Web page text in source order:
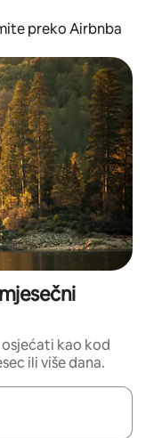
preko Airbnba
kao kod
ili više dana.
ih pregledati